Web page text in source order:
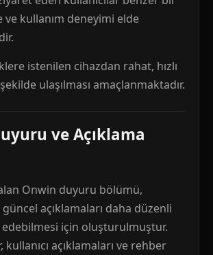
kullanım deneyimi elde
istenilen cihazdan rahat, hızlı
ulaşılması amaçlanmaktadır.
ve Açıklama
Onwin duyuru bölümü,
güncel açıklamaları daha düzenli
için oluşturulmuştur.
kullanıcı açıklamaları ve rehber